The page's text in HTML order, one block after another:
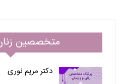
متخصصین
دکتر مریم نوری